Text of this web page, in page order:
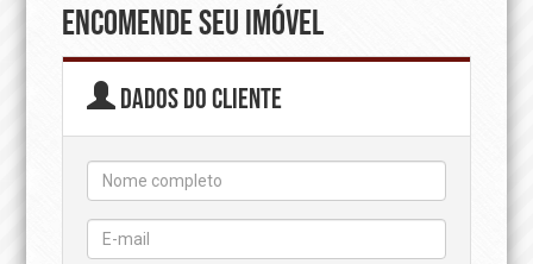
ENCOMENDE SEU IMÓVEL
Dados do cliente